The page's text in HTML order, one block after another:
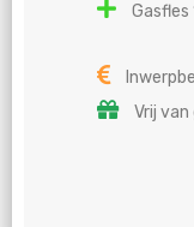
Gasfles
Vrij